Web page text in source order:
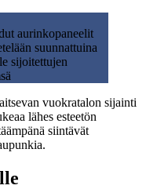
aurinkopaneelit
suunnattuina
sijoitettujen
vuokratalon sijainti
lähes esteetön
siintävät